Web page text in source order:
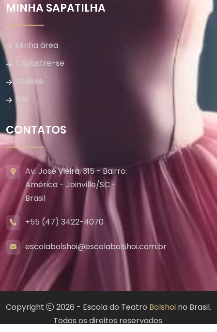
MINHA SAPATILHA
Minha área
Cadastre-se
Acesse
Sair
CONTATOS
Av. José Vieira, 315 - Bairro:
América - Joinville/SC -
Brasil
+55 (47) 3422-4070
escolabolshoi@escolabolshoi.com.br
Copyright 2026 - Escola do Teatro Bolshoi no Brasil.
Todos os direitos reservados.